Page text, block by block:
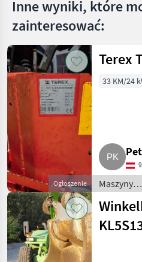
Inne wyniki, które
zainteresować:
Ogłoszenie
Terex
33 KM/24
Maszyny